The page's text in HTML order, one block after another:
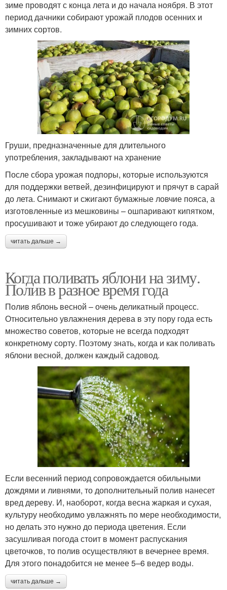
зиме проводят с конца лета и до начала ноября. В этот
период дачники собирают урожай плодов осенних и
зимних сортов.
Груши, предназначенные для длительного
употребления, закладывают на хранение
После сбора урожая подпоры, которые используются
для поддержки ветвей, дезинфицируют и прячут в сарай
до лета. Снимают и сжигают бумажные ловчие пояса, а
изготовленные из мешковины – ошпаривают кипятком,
просушивают и тоже убирают до следующего года.
читать дальше →
Когда поливать яблони на зиму.
Полив в разное время года
Полив яблонь весной – очень деликатный процесс.
Относительно увлажнения дерева в эту пору года есть
множество советов, которые не всегда подходят
конкретному сорту. Поэтому знать, когда и как поливать
яблони весной, должен каждый садовод.
Если весенний период сопровождается обильными
дождями и ливнями, то дополнительный полив нанесет
вред дереву. И, наоборот, когда весна жаркая и сухая,
культуру необходимо увлажнять по мере необходимости,
но делать это нужно до периода цветения. Если
засушливая погода стоит в момент распускания
цветочков, то полив осуществляют в вечернее время.
Для этого понадобится не менее 5–6 ведер воды.
читать дальше →